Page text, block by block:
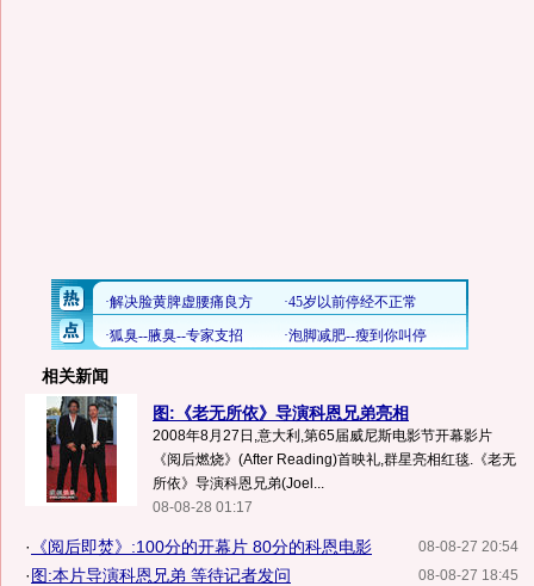
相关新闻
图:《老无所依》导演科恩兄弟亮相
2008年8月27日,意大利,第65届威尼斯电影节开幕影片
《阅后燃烧》(After Reading)首映礼,群星亮相红毯.《老无
所依》导演科恩兄弟(Joel...
08-08-28 01:17
08-08-27 20:54
· 《阅后即焚》:100分的开幕片 80分的科恩电影
08-08-27 18:45
·图:本片导演科恩兄弟 等待记者发问